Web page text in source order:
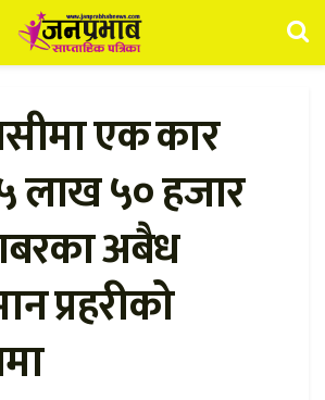
एक कार
लाख ५० हजार
अबैध
प्रहरीको